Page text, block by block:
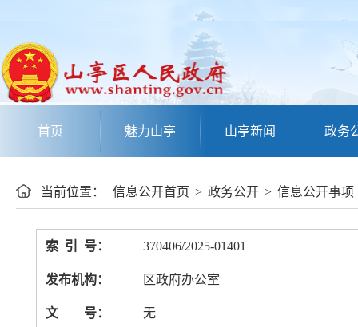
首页 魅力山亭 山亭新闻 政务
当前位置： 信息公开首页 > 政务公开 > 信息公开事项
索 引 号： 370406/2025-01401
发布机构： 区政府办公室
文 号： 无